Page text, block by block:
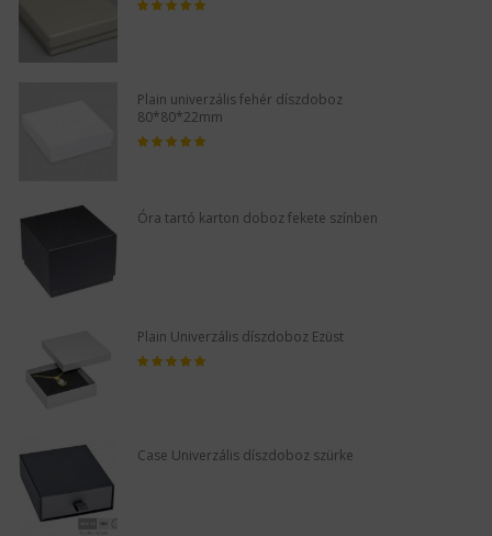
Plain univerzális fehér díszdoboz
80*80*22mm
Óra tartó karton doboz fekete színben
Plain Univerzális díszdoboz Ezüst
Case Univerzális díszdoboz szürke